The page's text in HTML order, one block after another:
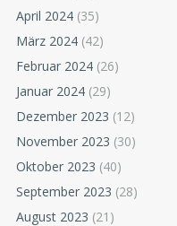
April 2024 (35)
März 2024 (42)
Februar 2024 (26)
Januar 2024 (29)
Dezember 2023 (12)
November 2023 (30)
Oktober 2023 (40)
September 2023 (28)
August 2023 (21)